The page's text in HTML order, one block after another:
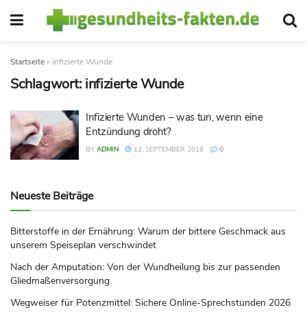
Startseite » infizierte Wunde
Schlagwort:infizierte Wunde
Infizierte Wunden – was tun, wenn eine
Entzündung droht?
BY ADMIN 12. SEPTEMBER 2018 0
Neueste Beiträge
Bitterstoffe in der Ernährung: Warum der bittere Geschmack aus
unserem Speiseplan verschwindet
Nach der Amputation: Von der Wundheilung bis zur passenden
Gliedmaßenversorgung
Wegweiser für Potenzmittel: Sichere Online-Sprechstunden 2026